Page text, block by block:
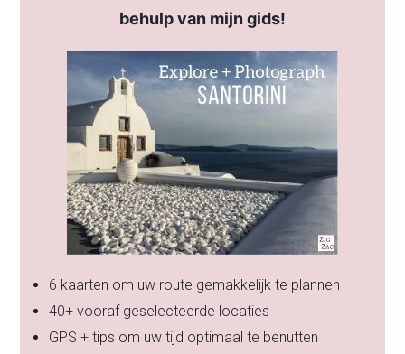
behulp van mijn gids!
6 kaarten om uw route gemakkelijk te plannen
40+ vooraf geselecteerde locaties
GPS + tips om uw tijd optimaal te benutten